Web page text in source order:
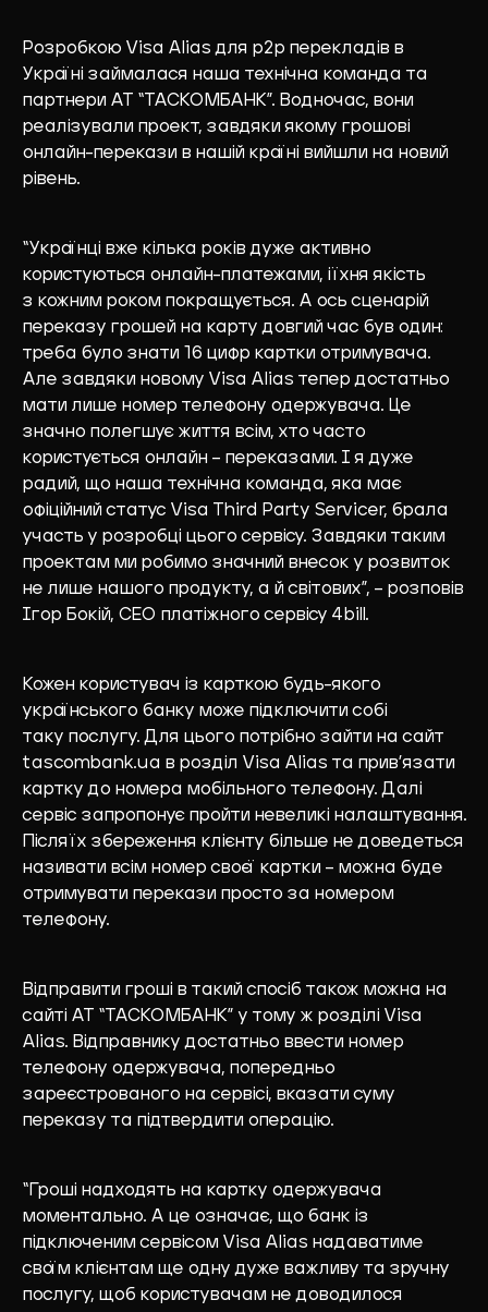
Розробкою Visa Alias ​​для p2p перекладів в
Україні займалася наша технічна команда та
партнери АТ “ТАСКОМБАНК”. Водночас, вони
реалізували проект, завдяки якому грошові
онлайн-перекази в нашій країні вийшли на новий
рівень.
“Українці вже кілька років дуже активно
користуються онлайн-платежами, і їхня якість
з кожним роком покращується. А ось сценарій
переказу грошей на карту довгий час був один:
треба було знати 16 цифр картки отримувача.
Але завдяки новому Visa Alias ​​тепер достатньо
мати лише номер телефону одержувача. Це
значно полегшує життя всім, хто часто
користується онлайн – переказами. І я дуже
радий, що наша технічна команда, яка має
офіційний статус Visa Third Party Servicer, брала
участь у розробці цього сервісу. Завдяки таким
проектам ми робимо значний внесок у розвиток
не лише нашого продукту, а й світових”, – розповів
Ігор Бокій, CEO платіжного сервісу 4bill.
Кожен користувач із карткою будь-якого
українського банку може підключити собі
таку послугу. Для цього потрібно зайти на сайт
tascombank.ua в розділ Visa Alias ​​та прив’язати
картку до номера мобільного телефону. Далі
сервіс запропонує пройти невеликі налаштування.
Після їх збереження клієнту більше не доведеться
називати всім номер своєї картки – можна буде
отримувати перекази просто за номером
телефону.
Відправити гроші в такий спосіб також можна на
сайті АТ “ТАСКОМБАНК” у тому ж розділі Visa
Alias. Відправнику достатньо ввести номер
телефону одержувача, попередньо
зареєстрованого на сервісі, вказати суму
переказу та підтвердити операцію.
“Гроші надходять на картку одержувача
моментально. А це означає, що банк із
підключеним сервісом Visa Alias ​​надаватиме
своїм клієнтам ще одну дуже важливу та зручну
послугу, щоб користувачам не доводилося